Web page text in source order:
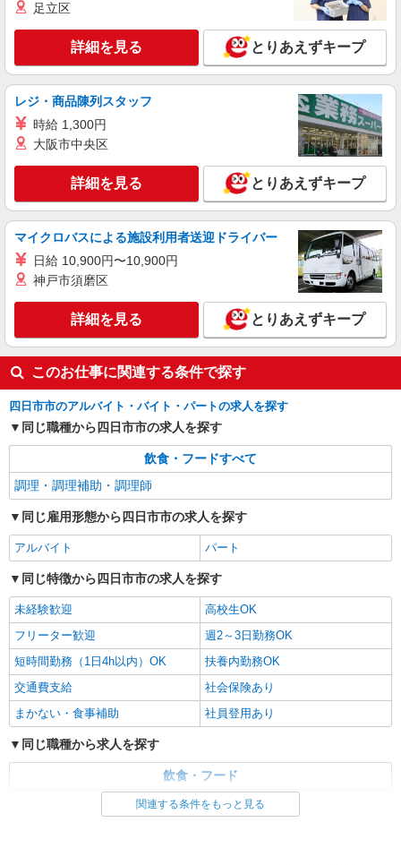
接客・調理スタッフ（簡単な接客・調理・清
掃・など）
時給1400円
三重県四日市市大字羽津甲5168-17
詳細を見る
アルバイト パート
キッチン・ホールスタッフ（ランチタイム）
時給1150円〜
三重県四日市市城西町７－３６
キープ 詳細を見る
パート
丸亀製麺イオンモール四日市北店
キッチン・ホールスタッフ
時給1150円〜
三重県四日市市富州原町２－４０イオンモール
四日市北１Ｆ
詳細を見る
足立区
詳細を見る とりあえずキープ
レジ・商品陳列スタッフ
時給 1,300円
大阪市中央区
詳細を見る とりあえずキープ
マイクロバスによる施設利用者送迎ドライバー
日給 10,900円〜10,900円
神戸市須磨区
詳細を見る とりあえずキープ
このお仕事に関連する条件で探す
四日市市のアルバイト・バイト・パートの求人を探す
同じ職種から四日市市の求人を探す
飲食・フードすべて
調理・調理補助・調理師
同じ雇用形態から四日市市の求人を探す
アルバイト パート
同じ特徴から四日市市の求人を探す
未経験歓迎
高校生OK
フリーター歓迎
週2～3日勤務OK
短時間勤務（1日4h以内）OK
扶養内勤務OK
交通費支給
社会保険あり
まかない・食事補助
社員登用あり
同じ職種から求人を探す
飲食・フード
調理・調理補助・調理師関連する条件をもっと見る